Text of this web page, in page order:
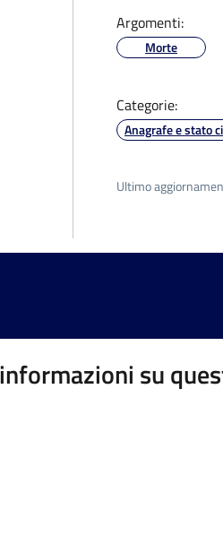
Argomenti:
Morte
Categorie:
Anagrafe e stato
Ultimo
su